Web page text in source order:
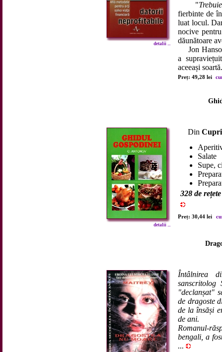
detalii ...
"
fierbinte de
luat locul.
nocive
dăunătoare
Jon
a
aceeași
Preț: 49,28 lei
detalii ...
Din
Salate
Supe,
328 de
Preț: 30,44 lei
Întâlnirea
"declanșat"
de dragoste
de la însăși
de ani.
Romanul-
bengali, a
...